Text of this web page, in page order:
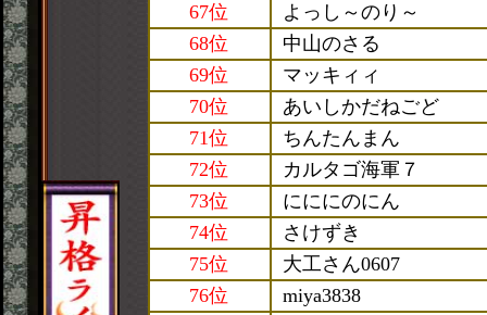
67位
よっし～のり～
68位
中山のさる
69位
マッキィィ
70位
あいしかだねごど
71位
ちんたんまん
72位
カルタゴ海軍７
73位
にににのにん
74位
さけずき
75位
大工さん0607
76位
miya3838